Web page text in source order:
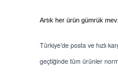
Artık her ürün gümrük
Türkiye’de posta ve hızlı
geçtiğinde tüm ürünler